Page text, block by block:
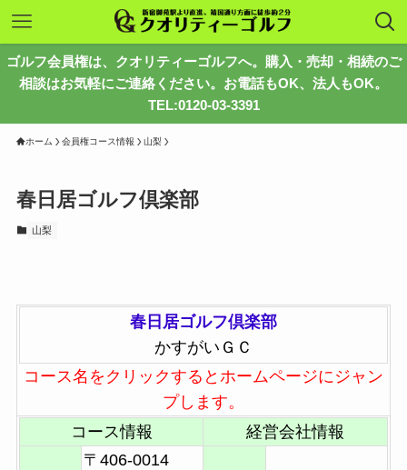
ゴルフ会員権は、クオリティーゴルフへ。購入・売却・相続のご
相談はお気軽にご連絡ください。お電話もOK、法人もOK。
TEL:0120-03-3391
ホーム 会員権コース情報 山梨
春日居ゴルフ倶楽部
山梨
春日居ゴルフ倶楽部
かすがいＧＣ
コース名をクリックするとホームページにジャン
プします。
コース情報
経営会社情報
〒406-0014